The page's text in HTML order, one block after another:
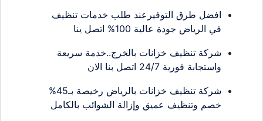
افضل طرق التوفيرعند طلب خدمات تنظيف
في الرياض جودة عالية 100% اتصل ينا
شركة تنظيف خزانات بالخرج..خدمة سريعة
واستجابة فورية 24/7 اتصل بنا الان
شركة تنظيف خزانات بالرياض رخيصة بـ45%
خصم وتنظيف عميق وإزالة الشوائب بالكامل